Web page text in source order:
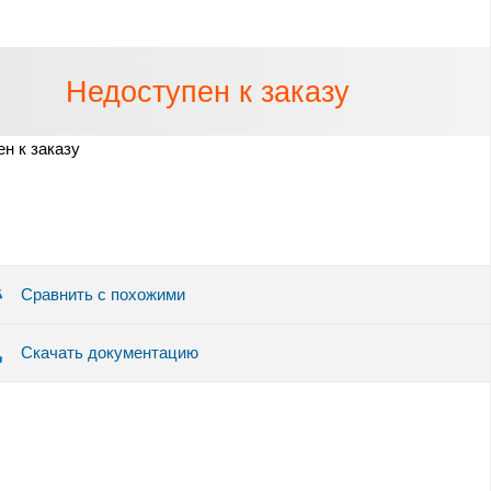
Недоступен к заказу
к заказу
Сравнить с похожими
Скачать документацию